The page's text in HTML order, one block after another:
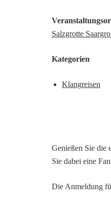
Salzgrotte
Kategorien
Klangreisen
Genießen Sie die
Sie dabei eine
Die Anmeldung